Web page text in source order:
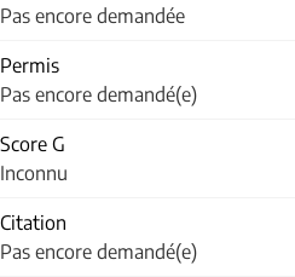
Pas encore demandée
Permis
Pas encore demandé(e)
Score G
Inconnu
Citation
Pas encore demandé(e)